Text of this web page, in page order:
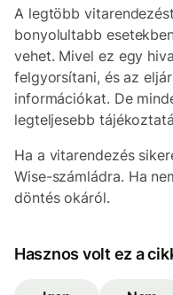
A legtöbb
bonyolultabb
vehet. Mivel ez egy
felgyorsítani, és az
információkat. De
legteljesebb
Ha a vitarendezés
Wise-számládra. Ha
döntés okáról.
Hasznos volt ez a